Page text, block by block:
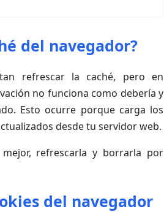
del navegador?
refrescar la caché, pero en
no funciona como debería y
Esto ocurre porque carga los
desde tu servidor web.
refrescarla y borrarla por
del navegador